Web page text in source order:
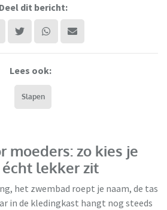
Deel dit bericht:
Lees ook:
Slapen
moeders: zo kies je
lekker zit
het zwembad roept je naam, de tas
in de kledingkast hangt nog steeds